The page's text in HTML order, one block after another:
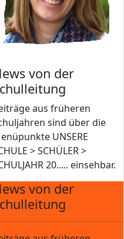
von der
aus früheren
sind über die
UNSERE
> SCHÜLER >
20..... einsehbar.
von der